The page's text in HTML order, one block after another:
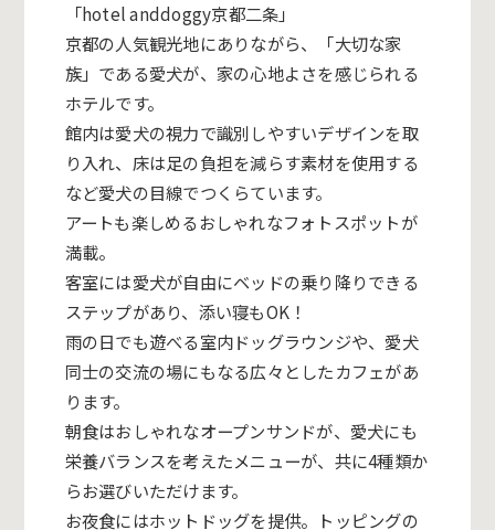
「hotel anddoggy京都二条」
京都の人気観光地にありながら、「大切な家
族」である愛犬が、家の心地よさを感じられる
ホテルです。
館内は愛犬の視力で識別しやすいデザインを取
り入れ、床は足の負担を減らす素材を使用する
など愛犬の目線でつくらています。
アートも楽しめるおしゃれなフォトスポットが
満載。
客室には愛犬が自由にベッドの乗り降りできる
ステップがあり、添い寝もOK！
雨の日でも遊べる室内ドッグラウンジや、愛犬
同士の交流の場にもなる広々としたカフェがあ
ります。
朝食はおしゃれなオープンサンドが、愛犬にも
栄養バランスを考えたメニューが、共に4種類か
らお選びいただけます。
お夜食にはホットドッグを提供。トッピングの